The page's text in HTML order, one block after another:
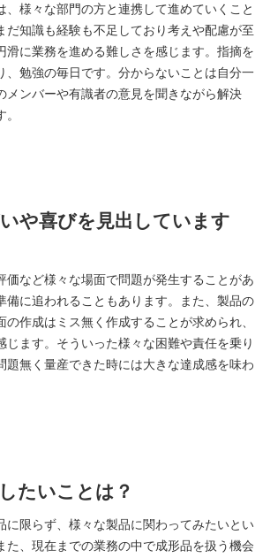
、様々な部門の方と連携して進めていくこと
だ知識も経験も不足しており考えや配慮が至
滑に業務を進める難しさを感じます。指摘を
、勉強の毎日です。分からないことは自分一
メンバーや有識者の意見を聞きながら解決
や喜びを見出しています
価など様々な場面で問題が発生することがあ
備に追われることもあります。また、製品の
作成はミス無く作成することが求められ、
じます。そういった様々な困難や責任を乗り
題無く量産できた時には大きな達成感を味わ
たいことは？
に限らず、様々な製品に関わってみたいとい
た、現在までの業務の中で成形品を扱う機会